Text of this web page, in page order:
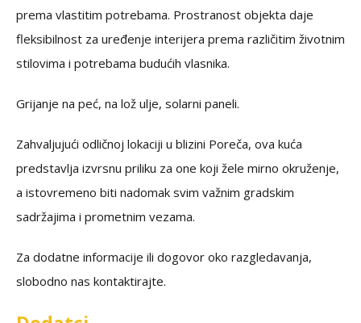
prema vlastitim potrebama. Prostranost objekta daje
fleksibilnost za uređenje interijera prema različitim životnim
stilovima i potrebama budućih vlasnika.
Grijanje na peć, na lož ulje, solarni paneli.
Zahvaljujući odličnoj lokaciji u blizini Poreča, ova kuća
predstavlja izvrsnu priliku za one koji žele mirno okruženje,
a istovremeno biti nadomak svim važnim gradskim
sadržajima i prometnim vezama.
Za dodatne informacije ili dogovor oko razgledavanja,
slobodno nas kontaktirajte.